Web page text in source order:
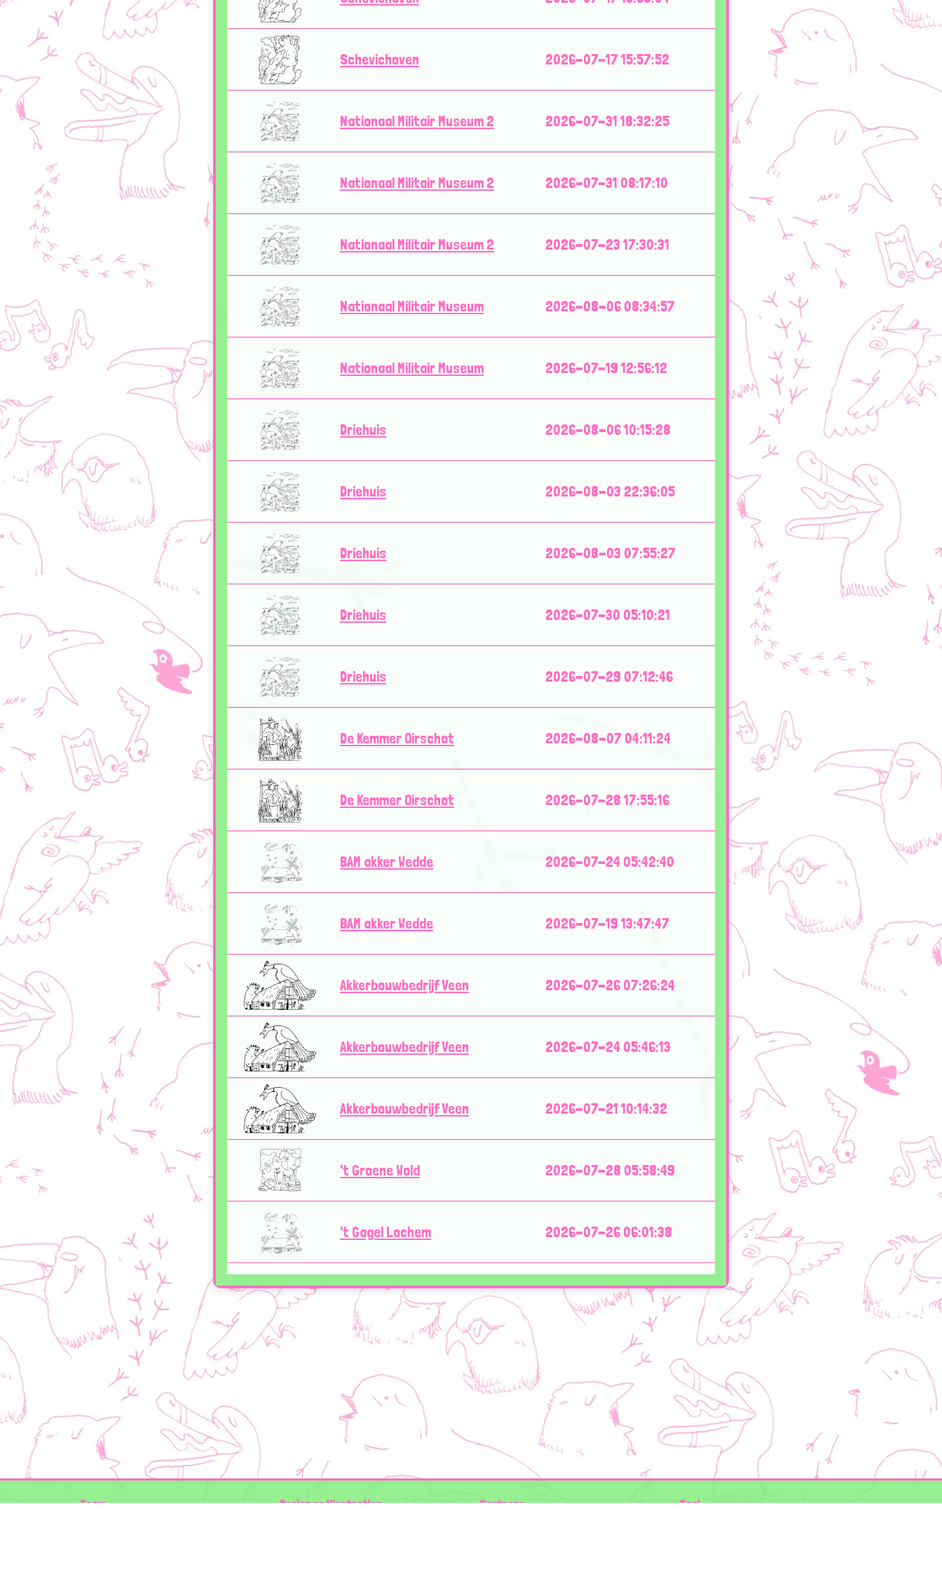
Schevichoven 2026-07-17 15:57:52
Nationaal Militair Museum 2 2026-07-31 18:32:25
Nationaal Militair Museum 2 2026-07-31 08:17:10
Nationaal Militair Museum 2 2026-07-23 17:30:31
Nationaal Militair Museum 2026-08-06 08:34:57
Nationaal Militair Museum 2026-07-19 12:56:12
Driehuis 2026-08-06 10:15:28
Driehuis 2026-08-03 22:36:05
Driehuis 2026-08-03 07:55:27
Driehuis 2026-07-30 05:10:21
Driehuis 2026-07-29 07:12:46
De Kemmer Oirschot 2026-08-07 04:11:24
De Kemmer Oirschot 2026-07-28 17:55:16
BAM akker Wedde 2026-07-24 05:42:40
BAM akker Wedde 2026-07-19 13:47:47
Akkerbouwbedrijf Veen 2026-07-26 07:26:24
Akkerbouwbedrijf Veen 2026-07-24 05:46:13
Akkerbouwbedrijf Veen 2026-07-21 10:14:32
't Groene Wold 2026-07-28 05:58:49
't Gagel Lochem 2026-07-26 06:01:38
Team Design en Illustraties Partners Taal